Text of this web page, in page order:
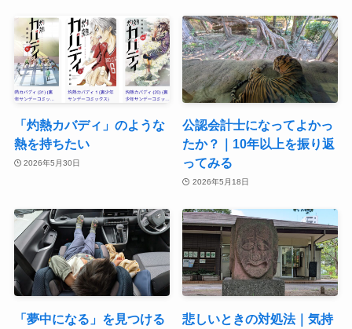
「灼熱カバディ」のような
熱を持ちたい
2026年5月30日
公認会計士になってよかっ
たか？｜10年以上を振り返
ってみる
2026年5月18日
「夢中になる」を見つける
悲しいときの対処法｜気持